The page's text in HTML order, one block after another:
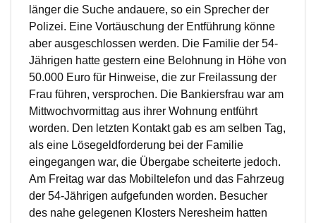
länger die Suche andauere, so ein Sprecher der
Polizei. Eine Vortäuschung der Entführung könne
aber ausgeschlossen werden. Die Familie der 54-
Jährigen hatte gestern eine Belohnung in Höhe von
50.000 Euro für Hinweise, die zur Freilassung der
Frau führen, versprochen. Die Bankiersfrau war am
Mittwochvormittag aus ihrer Wohnung entführt
worden. Den letzten Kontakt gab es am selben Tag,
als eine Lösegeldforderung bei der Familie
eingegangen war, die Übergabe scheiterte jedoch.
Am Freitag war das Mobiltelefon und das Fahrzeug
der 54-Jährigen aufgefunden worden. Besucher
des nahe gelegenen Klosters Neresheim hatten